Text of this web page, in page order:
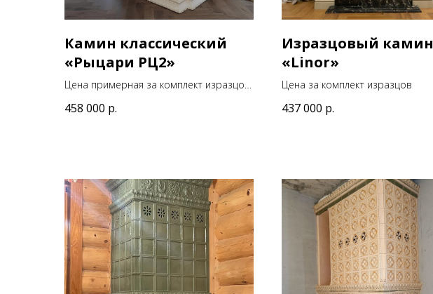
Камин классический
«Рыцари РЦ2»
Цена примерная за комплект изразцов
458 000 р.
Изразцовый камин
«Linor»
Цена за комплект изразцов
437 000 р.